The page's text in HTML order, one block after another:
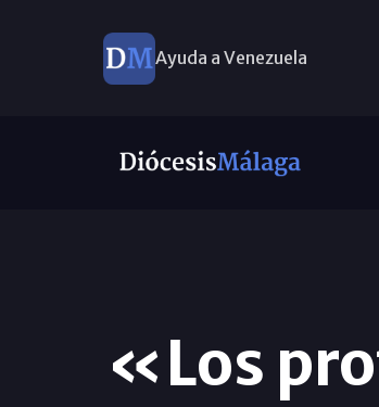
Ayuda a Venezuela
«Los